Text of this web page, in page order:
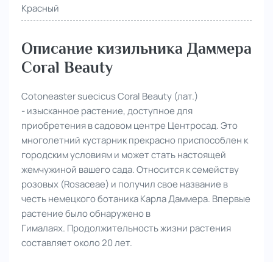
Красный
Описание кизильника Даммера
Coral Beauty
Cotoneaster suecicus Coral Beauty (лат.)
- изысканное растение, доступное для
приобретения в садовом центре Центросад. Это
многолетний кустарник прекрасно приспособлен к
городским условиям и может стать настоящей
жемчужиной вашего сада. Относится к семейству
розовых (Rosaceae) и получил свое название в
честь немецкого ботаника Карла Даммера. Впервые
растение было обнаружено в
Гималаях. Продолжительность жизни растения
составляет около 20 лет.